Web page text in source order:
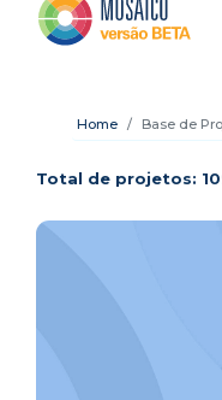
Home Base de
Total de projetos: